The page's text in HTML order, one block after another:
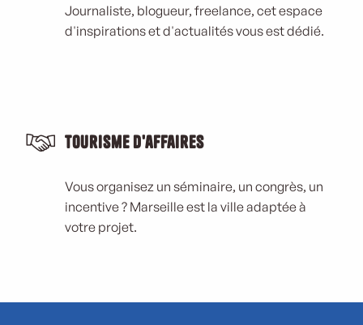
Journaliste, blogueur, freelance, cet espace
d'inspirations et d'actualités vous est dédié.
Tourisme d'affaires
Vous organisez un séminaire, un congrès, un
incentive ? Marseille est la ville adaptée à
votre projet.